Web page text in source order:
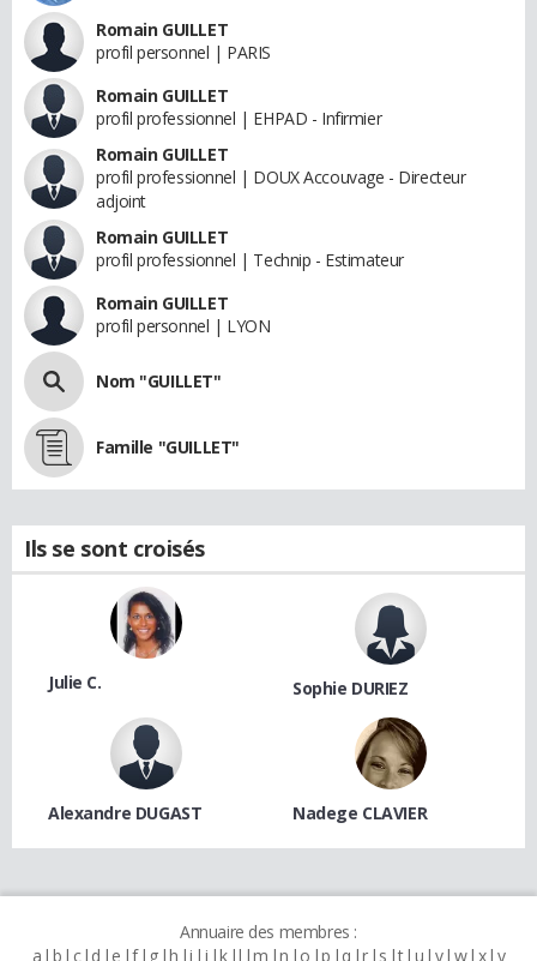
Romain GUILLET
profil personnel | PARIS
Romain GUILLET
profil professionnel | EHPAD - Infirmier
Romain GUILLET
profil professionnel | DOUX Accouvage - Directeur
adjoint
Romain GUILLET
profil professionnel | Technip - Estimateur
Romain GUILLET
profil personnel | LYON
Nom "GUILLET"
Famille "GUILLET"
Ils se sont croisés
Julie C. Sophie DURIEZ
Alexandre DUGAST Nadege CLAVIER
Annuaire des membres :
a b c d e f g h i j k l m n o p q r s t u v w x y